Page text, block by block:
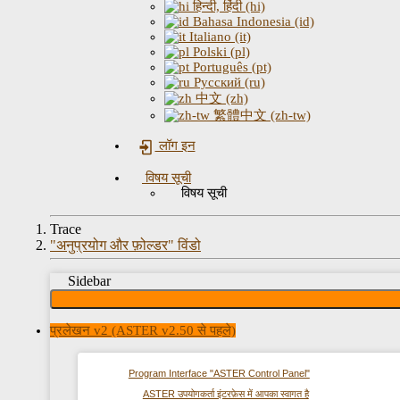
हिन्दी, हिंदी (hi)
Bahasa Indonesia (id)
Italiano (it)
Polski (pl)
Português (pt)
Русский (ru)
中文 (zh)
繁體中文 (zh-tw)
लॉग इन
विषय सूची
विषय सूची
Trace
"अनुप्रयोग और फ़ोल्डर" विंडो
Sidebar
प्रलेखन v2 (ASTER v2.50 से पहले)
Program Interface "ASTER Control Panel"
ASTER उपयोगकर्ता इंटरफ़ेस में आपका स्वागत है